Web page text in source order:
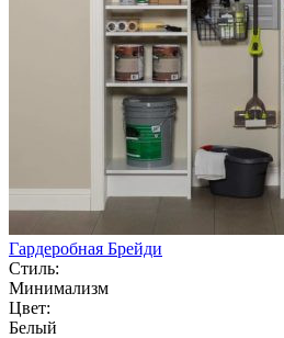
Гардеробная Брейди
Стиль:
Минимализм
Цвет:
Белый